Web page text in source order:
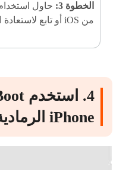
الخطوة 3:
حاول
من iOS أو تابع لاستعادة الجهاز.
iPhone الرمادية دون فقدان البيانات